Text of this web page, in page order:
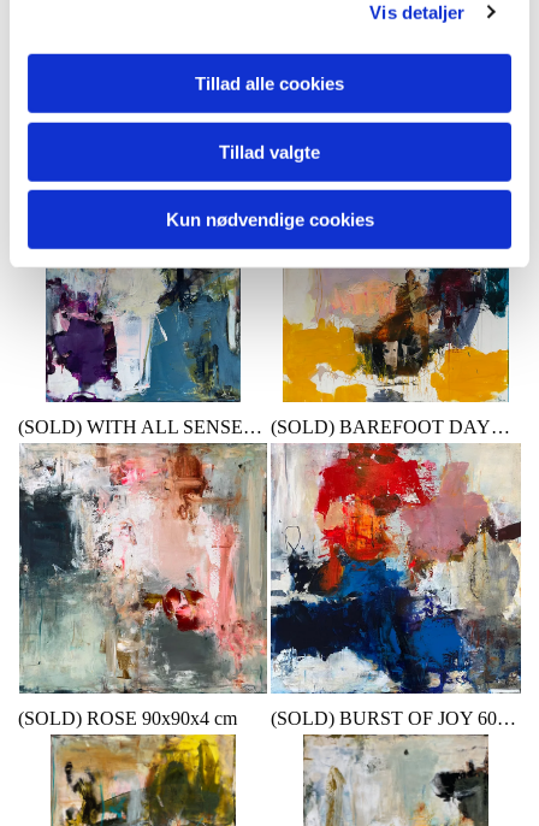
Vis detaljer
Tillad alle cookies
Tillad valgte
Kun nødvendige cookies
(SOLD) WITH ALL SENSES 90x70 cm (SOLD) BAREFOOT DAYS 90x100 cm
(SOLD) ROSE 90x90x4 cm (SOLD) BURST OF JOY 60x60 cm